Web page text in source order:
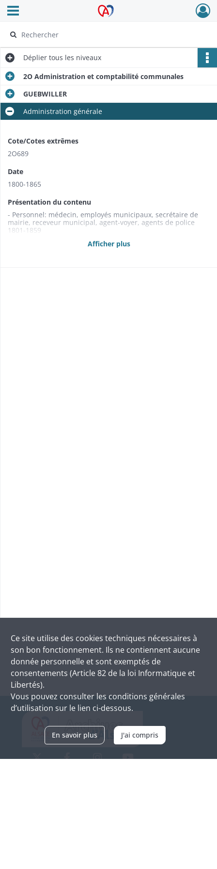
Archives Alsace - Colmar
Ouvrir le menu déroulant
Déplier tous les niveaux
2O Administration et comptabilité communales
GUEBWILLER
Administration générale
Cote/Cotes extrêmes
2O689
Date
1800-1865
Présentation du contenu
- Personnel: médecin, employés municipaux, secrétaire de
mairie, receveur municipal, agent-voyer, agents de police
1801-1859
- Aide aux indigents 1855-1856Afficher plus
Ce site utilise des cookies techniques nécessaires à
son bon fonctionnement. Ils ne contiennent aucune
donnée personnelle et sont exemptés de
consentements (Article 82 de la loi Informatique et
Libertés).
Vous pouvez consulter les conditions générales
d’utilisation sur le lien ci-dessous.
En savoir plus J'ai compris